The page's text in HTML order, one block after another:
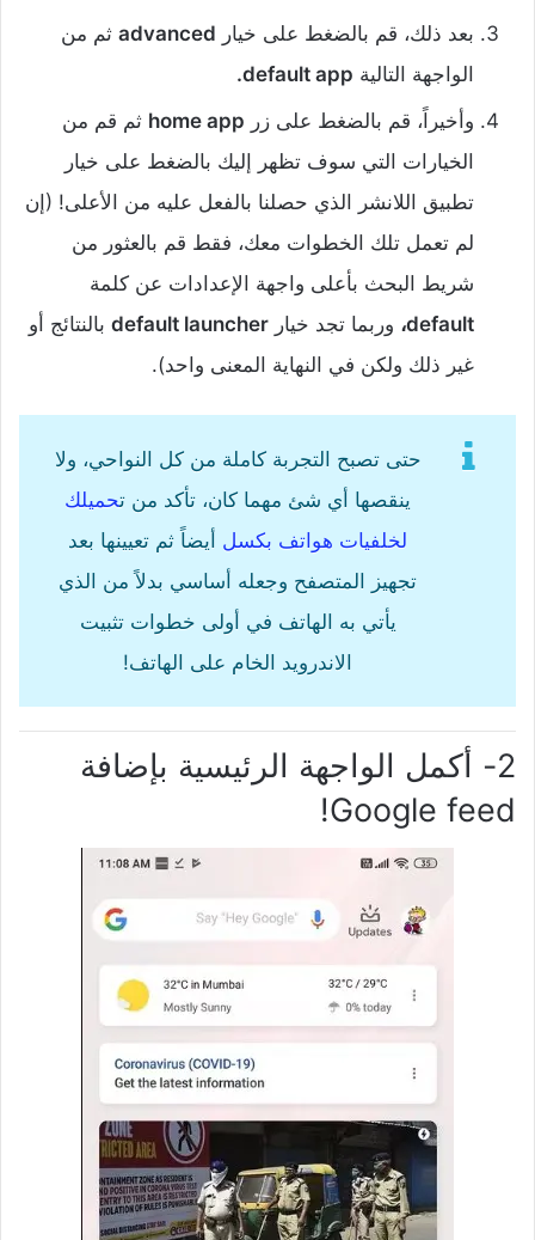
بعد ذلك، قم بالضغط على خيار advanced ثم من
الواجهة التالية default app.‌
وأخيراً، قم بالضغط على زر home app ثم قم من
الخيارات التي سوف تظهر إليك بالضغط على خيار
تطبيق اللانشر الذي حصلنا بالفعل عليه من الأعلى! (إن
لم تعمل تلك الخطوات معك، فقط قم بالعثور من
شريط البحث بأعلى واجهة الإعدادات عن كلمة
default، وربما تجد خيار default launcher بالنتائج أو
غير ذلك ولكن في النهاية المعنى واحد).
حتى تصبح التجربة كاملة من كل النواحي، ولا
ينقصها أي شئ مهما كان، تأكد من تحميلك
لخلفيات هواتف بكسل أيضاً ثم تعيينها بعد
تجهيز المتصفح وجعله أساسي بدلاً من الذي
يأتي به الهاتف في أولى خطوات تثبيت
الاندرويد الخام على الهاتف!
2- أكمل الواجهة الرئيسية بإضافة
Google feed!